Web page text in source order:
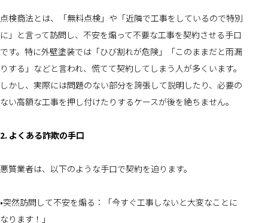
点検商法とは、「無料点検」や「近隣で工事をしているので特別
に」と言って訪問し、不安を煽って不要な工事を契約させる手口
です。特に外壁塗装では「ひび割れが危険」「このままだと雨漏
りする」などと言われ、慌てて契約してしまう人が多くいます。
しかし、実際には問題のない部分を誇張して説明したり、必要の
ない高額な工事を押し付けたりするケースが後を絶ちません。
2. よくある詐欺の手口
悪質業者は、以下のような手口で契約を迫ります。
•突然訪問して不安を煽る：「今すぐ工事しないと大変なことに
なります！」